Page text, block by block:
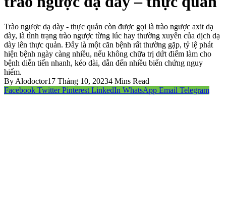
Trào ngược dạ dày - thực quản còn được gọi là trào ngược axit dạ
dày, là tình trạng trào ngược từng lúc hay thường xuyên của dịch dạ
dày lên thực quản. Đây là một căn bệnh rất thường gặp, tỷ lệ phát
hiện bệnh ngày càng nhiều, nếu không chữa trị dứt điểm làm cho
bệnh diễn tiến nhanh, kéo dài, dẫn đến nhiều biến chứng nguy
hiểm.
By Alodoctor17 Tháng 10, 20234 Mins Read
Facebook Twitter Pinterest LinkedIn WhatsApp Email Telegram